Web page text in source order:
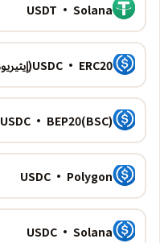
USDT · Solana
USDC · ERC20(إيثيريوم)
USDC · BEP20(BSC)
USDC · Polygon
USDC · Solana